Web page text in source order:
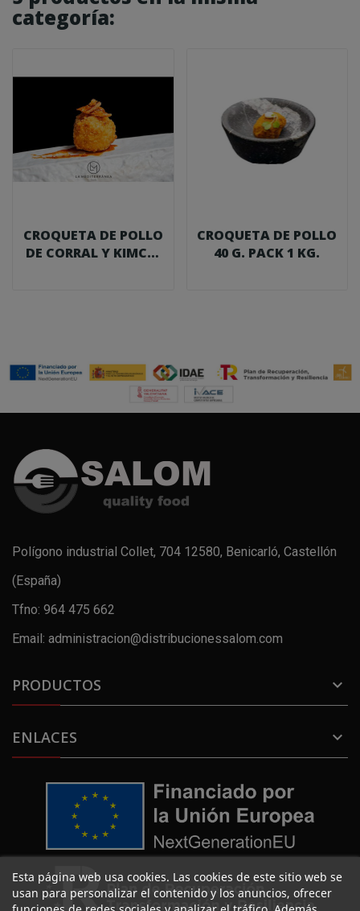
categoría:
CROQUETA DE POLLO
DE CORRAL Y KIMCHI
CROQUETA DE POLLO
40 G. PACK 1 KG.
Polígono industrial Collet, 704 12580, Benicarló, Castellón
(España)
Tfno: 964 475 662
Email: administracion@distribucionessalom.com
PRODUCTOS 
ENLACES 
Esta página web usa cookies. Las cookies de este sitio web se
usan para personalizar el contenido y los anuncios, ofrecer